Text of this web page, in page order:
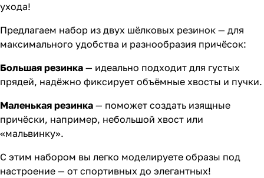
ухода!
Предлагаем набор из двух шёлковых резинок — для
максимального удобства и разнообразия причёсок:
Большая резинка — идеально подходит для густых
прядей, надёжно фиксирует объёмные хвосты и пучки.
Маленькая резинка — поможет создать изящные
причёски, например, небольшой хвост или
«мальвинку».
С этим набором вы легко моделируете образы под
настроение — от спортивных до элегантных!